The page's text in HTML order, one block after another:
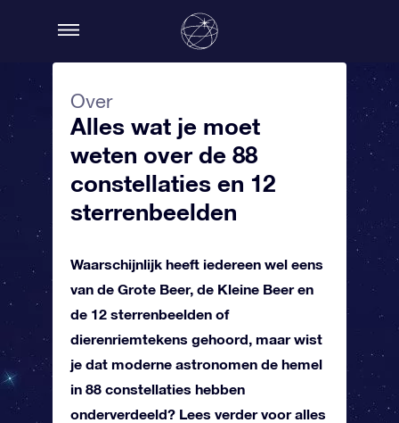
Over
Alles wat je moet
weten over de 88
constellaties en 12
sterrenbeelden
Waarschijnlijk heeft iedereen wel eens
van de Grote Beer, de Kleine Beer en
de 12 sterrenbeelden of
dierenriemtekens gehoord, maar wist
je dat moderne astronomen de hemel
in 88 constellaties hebben
onderverdeeld? Lees verder voor alles